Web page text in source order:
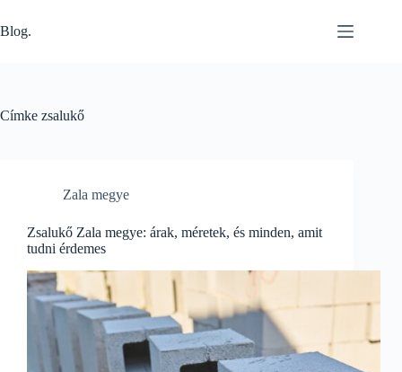
to
content
Blog.
Címke zsalukő
Zala megye
Zsalukő Zala megye: árak, méretek, és minden, amit
tudni érdemes